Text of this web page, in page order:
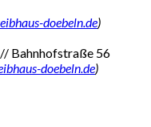
doebeln.de)
Bahnhofstraße 56
doebeln.de)